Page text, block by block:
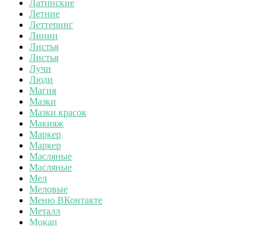
Латинские
Летние
Леттеринг
Линии
Листья
Листья
Лучи
Люди
Магия
Мазки
Мазки красок
Макияж
Маркер
Маркер
Масляные
Масляные
Мел
Меловые
Меню ВКонтакте
Металл
Мокап